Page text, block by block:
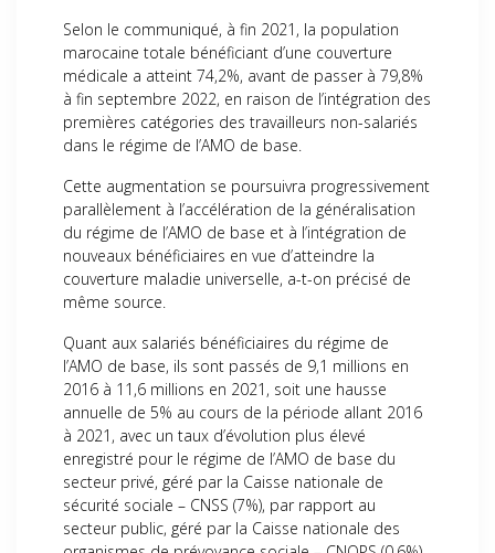
Selon le communiqué, à fin 2021, la population
marocaine totale bénéficiant d’une couverture
médicale a atteint 74,2%, avant de passer à 79,8%
à fin septembre 2022, en raison de l’intégration des
premières catégories des travailleurs non-salariés
dans le régime de l’AMO de base.
Cette augmentation se poursuivra progressivement
parallèlement à l’accélération de la généralisation
du régime de l’AMO de base et à l’intégration de
nouveaux bénéficiaires en vue d’atteindre la
couverture maladie universelle, a-t-on précisé de
même source.
Quant aux salariés bénéficiaires du régime de
l’AMO de base, ils sont passés de 9,1 millions en
2016 à 11,6 millions en 2021, soit une hausse
annuelle de 5% au cours de la période allant 2016
à 2021, avec un taux d’évolution plus élevé
enregistré pour le régime de l’AMO de base du
secteur privé, géré par la Caisse nationale de
sécurité sociale – CNSS (7%), par rapport au
secteur public, géré par la Caisse nationale des